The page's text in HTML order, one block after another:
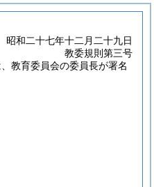
昭和二十七年十二月二十九日
教委規則第三号
教育委員会の委員長が署名